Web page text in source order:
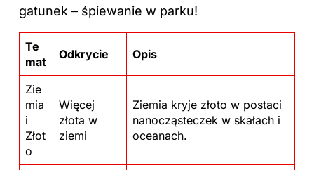
gatunek – śpiewanie w parku!
Te
mat
Odkrycie Opis
Zie
mia
i
Złot
o
Więcej
złota w
ziemi
Ziemia kryje złoto w postaci
nanocząsteczek w skałach i
oceanach.